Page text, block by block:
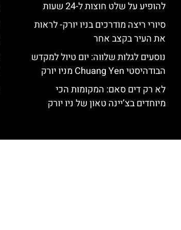
להופיע על שלט חוצות ל-24 שעות
סיורי ריצה מודרכים בניו יורק- לראות
את העיר בקצב אחר
נוסעים לגלות שלווה: יום טיול למקדש
הבודהיסטי Chuang Yen מניו יורק
לא רק דים סאם: המקומות הכי
מיוחדים בצ’יינה טאון של ניו יורק